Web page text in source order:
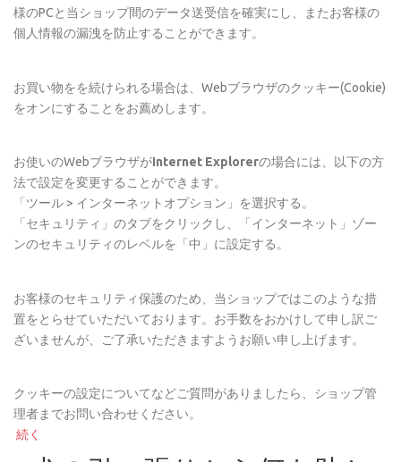
様のPCと当ショップ間のデータ送受信を確実にし、またお客様の
個人情報の漏洩を防止することができます。
お買い物をを続けられる場合は、Webブラウザのクッキー(Cookie)
をオンにすることをお薦めします。
お使いのWebブラウザがInternet Explorerの場合には、以下の方
法で設定を変更することができます。
「ツール > インターネットオプション」を選択する。
「セキュリティ」のタブをクリックし、「インターネット」ゾー
ンのセキュリティのレベルを「中」に設定する。
お客様のセキュリティ保護のため、当ショップではこのような措
置をとらせていただいております。お手数をおかけして申し訳ご
ざいませんが、ご了承いただきますようお願い申し上げます。
クッキーの設定についてなどご質問がありましたら、ショップ管
理者までお問い合わせください。
続く